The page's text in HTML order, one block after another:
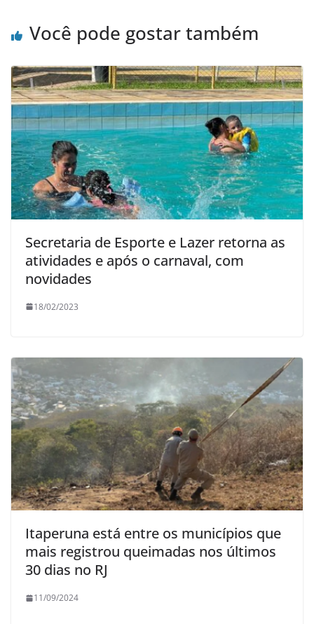
Você pode gostar também
Secretaria de Esporte e Lazer retorna as
atividades e após o carnaval, com
novidades
18/02/2023
Itaperuna está entre os municípios que
mais registrou queimadas nos últimos
30 dias no RJ
11/09/2024